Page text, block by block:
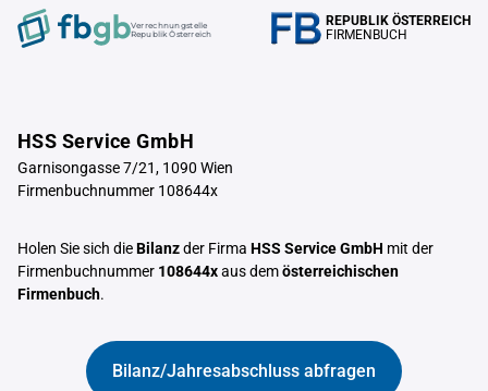
Verrechnungstelle
Republik Österreich
REPUBLIK ÖSTERREICH
FIRMENBUCH
HSS Service GmbH
Garnisongasse 7/21, 1090 Wien
Firmenbuchnummer 108644x
Holen Sie sich dieBilanzder Firma HSS Service GmbH mit der
Firmenbuchnummer 108644xaus demösterreichischen
Firmenbuch.
Bilanz/Jahresabschluss abfragen